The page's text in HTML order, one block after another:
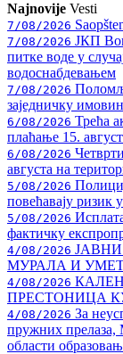
Najnovije Vesti
7/08/2026
7/08/2026 ЈКП
питке воде у
водоснабдевањем
7/08/2026
заједничку
6/08/2026 Трећа
плаћање 15.
6/08/2026
августа на
5/08/2026
повећавају ризик
5/08/2026
фактичку
4/08/2026
МУРАЛА И
4/08/2026
ПРЕСТОНИЦА
4/08/2026 За
пружних прелаза,
области